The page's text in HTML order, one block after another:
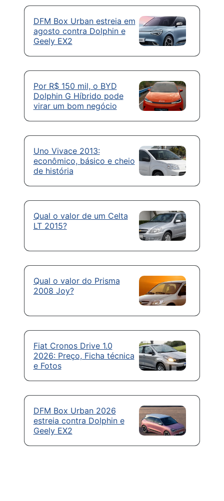
DFM Box Urban estreia em
agosto contra Dolphin e
Geely EX2
Por R$ 150 mil, o BYD
Dolphin G Híbrido pode
virar um bom negócio
Uno Vivace 2013:
econômico, básico e cheio
de história
Qual o valor de um Celta
LT 2015?
Qual o valor do Prisma
2008 Joy?
Fiat Cronos Drive 1.0
2026: Preço, Ficha técnica
e Fotos
DFM Box Urban 2026
estreia contra Dolphin e
Geely EX2